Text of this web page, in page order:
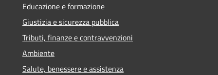
Educazione e formazione
Giustizia e sicurezza pubblica
Tributi, finanze e contravvenzioni
Ambiente
Salute, benessere e assistenza